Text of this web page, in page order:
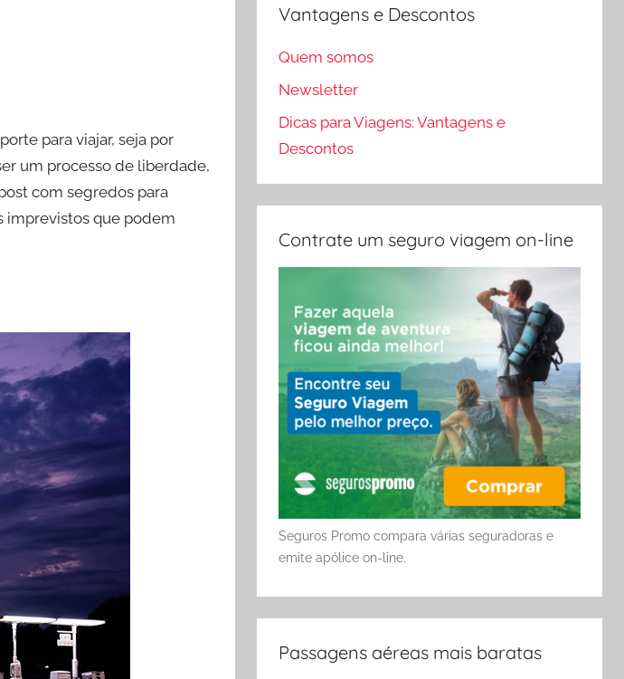
para viajar, seja por
um processo de liberdade,
com segredos para
imprevistos que podem
Vantagens e Descontos
Quem somos
Newsletter
Dicas para Viagens: Vantagens e
Descontos
Contrate um seguro viagem on-line
Seguros Promo compara várias seguradoras e
emite apólice on-line.
Passagens aéreas mais baratas